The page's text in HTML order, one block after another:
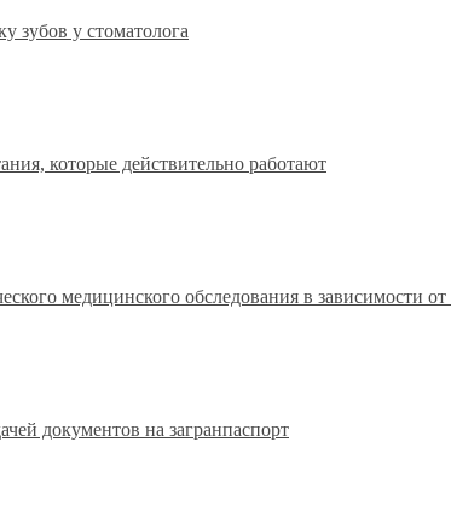
зубов у стоматолога
которые действительно работают
медицинского обследования в зависимости от
документов на загранпаспорт